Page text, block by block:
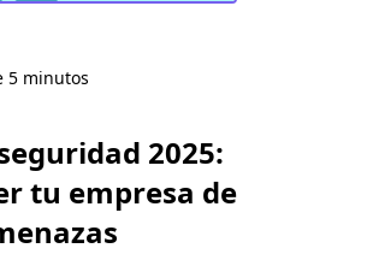
5 minutos
2025:
tu empresa de